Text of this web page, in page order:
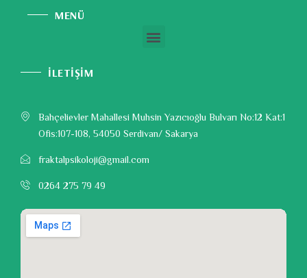
MENÜ
İLETİŞİM
Bahçelievler Mahallesi Muhsin Yazıcıoğlu Bulvarı No:12 Kat:1
Ofis:107-108, 54050 Serdivan/ Sakarya
fraktalpsikoloji@gmail.com
0264 275 79 49